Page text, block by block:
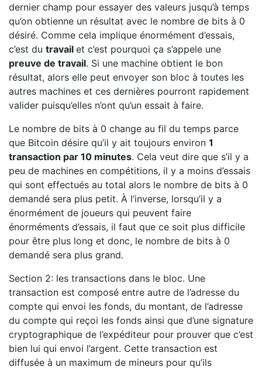
dernier champ pour essayer des valeurs jusqu’à temps
qu’on obtienne un résultat avec le nombre de bits à 0
désiré. Comme cela implique énormément d’essais,
c’est du travail et c’est pourquoi ça s’appele une
preuve de travail. Si une machine obtient le bon
résultat, alors elle peut envoyer son bloc à toutes les
autres machines et ces dernières pourront rapidement
valider puisqu’elles n’ont qu’un essait à faire.
Le nombre de bits à 0 change au fil du temps parce
que Bitcoin désire qu’il y ait toujours environ 1
transaction par 10 minutes. Cela veut dire que s’il y a
peu de machines en compétitions, il y a moins d’essais
qui sont effectués au total alors le nombre de bits à 0
demandé sera plus petit. À l’inverse, lorsqu’il y a
énormément de joueurs qui peuvent faire
énorméments d’essais, il faut que ce soit plus difficile
pour être plus long et donc, le nombre de bits à 0
demandé sera plus grand.
Section 2: les transactions dans le bloc. Une
transaction est composé entre autre de l’adresse du
compte qui envoi les fonds, du montant, de l’adresse
du compte qui reçoi les fonds ainsi que d’une signature
cryptographique de l’expéditeur pour prouver que c’est
bien lui qui envoi l’argent. Cette transaction est
diffusée à un maximum de mineurs pour qu’ils